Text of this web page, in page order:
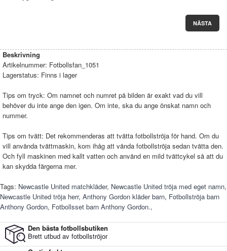
NÄSTA
Beskrivning
Artikelnummer: Fotbollsfan_1051
Lagerstatus: Finns i lager
Tips om tryck: Om namnet och numret på bilden är exakt vad du vill
behöver du inte ange den igen. Om inte, ska du ange önskat namn och
nummer.
Tips om tvätt: Det rekommenderas att tvätta fotbollströja för hand. Om du
vill använda tvättmaskin, kom ihåg att vända fotbollströja sedan tvätta den.
Och fyll maskinen med kallt vatten och använd en mild tvättcykel så att du
kan skydda färgerna mer.
Tags: Newcastle United matchkläder, Newcastle United tröja med eget namn,
Newcastle United tröja herr, Anthony Gordon kläder barn, Fotbollströja barn
Anthony Gordon, Fotbollsset barn Anthony Gordon.,
Den bästa fotbollsbutiken
Brett utbud av fotbollströjor